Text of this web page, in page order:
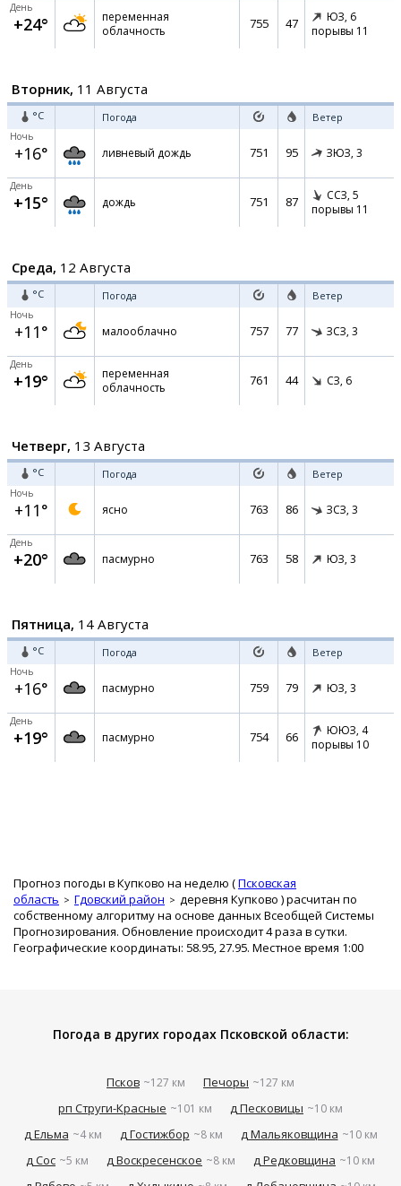
День
+24°
переменная
облачность
755 47 ЮЗ, 6
порывы 11
Вторник, 11 Августа
°C Погода Ветер
Ночь
+16° ливневый дождь 751 95 ЗЮЗ, 3
День
+15° дождь 751 87 ССЗ, 5
порывы 11
Среда, 12 Августа
°C Погода Ветер
Ночь
+11° малооблачно 757 77 ЗСЗ, 3
День
+19°
переменная
облачность
761 44 СЗ, 6
Четверг, 13 Августа
°C Погода Ветер
Ночь
+11° ясно 763 86 ЗСЗ, 3
День
+20° пасмурно 763 58 ЮЗ, 3
Пятница, 14 Августа
°C Погода Ветер
Ночь
+16° пасмурно 759 79 ЮЗ, 3
День
+19° пасмурно 754 66 ЮЮЗ, 4
порывы 10
Прогноз погоды в Купково на неделю (Псковская
область
Гдовский район деревня Купково ) расчитан по
собственному алгоритму на основе данных Всеобщей Системы
Прогнозирования. Обновление происходит 4 раза в сутки.
Географические координаты: 58.95, 27.95. Местное время 1:00
Погода в других городах Псковской области:
Псков ~127 км Печоры ~127 км
рп Струги-Красные ~101 км д Песковицы ~10 км
д Ельма ~4 км д Гостижбор ~8 км д Мальяковщина ~10 км
д Сос ~5 км д Воскресенское ~8 км д Редковщина ~10 км